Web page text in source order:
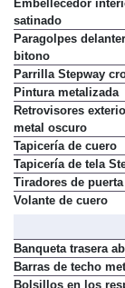
Embellecedor
satinado
Paragolpes
bitono
Parrilla Stepway
Pintura metalizada
Retrovisores
metal oscuro
Tapicería de cuero
Tapicería de tela
Tiradores de
Volante de cuero
Banqueta trasera
Barras de techo
Bolsillos en los